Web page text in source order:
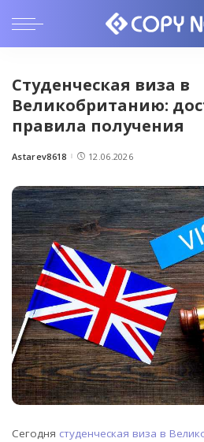
Студенческая виза в
Великобританию:
правила получения
Posted
Astarev8618 12.06.2026
Сегодня студенческая виза в